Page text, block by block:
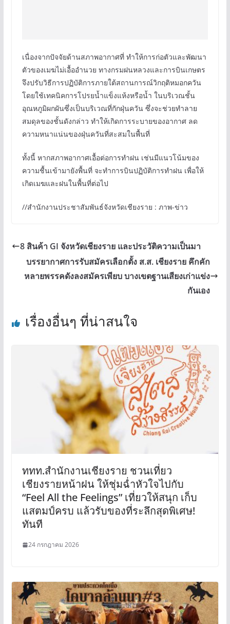
เนื่องจากปัจจัยด้านสภาพอากาศที่ ทำให้การก่อตัวและพัฒนา
ตัวของเมฆไม่เอื้ออำนวย ทางกรมฝนหลวงและการบินเกษตร
จึงปรับวิธีการปฏิบัติการภายใต้สถานการณ์วิกฤติหมอกควัน
โดยใช้เทคนิคการโปรยน้ำแข็งแห้งหรือน้ำ ในบริเวณชั้น
อุณหภูมิผกผันซึ่งเป็นบริเวณที่กักฝุ่นควัน ซึ่งจะช่วยทำลาย
สมดุลของชั้นดังกล่าว ทำให้เกิดการระบายของอากาศ ลด
ความหนาแน่นของฝุ่นควันที่สะสมในพื้นที่
ทั้งนี้ หากสภาพอากาศเอื้อต่อการทำฝน เช่นมีแนวโน้มของ
ความชื้นเข้ามายังพื้นที่ จะทำการบินปฏิบัติการทำฝน เพื่อให้
เกิดเมฆและฝนในพื้นที่ต่อไป
//สำนักงานประชาสัมพันธ์จังหวัดเชียงราย : ภาพ-ข่าว
8 สินค้า GI จังหวัดเชียงราย และประวัติความเป็นมา
บรรยากาศการรับสมัครเลือกตั้ง ส.ส. เชียงราย คึกคัก
หลายพรรคดังลงสมัครเพียบ บางเขตฐานเสียงเก่าแข่ง
กันเอง
เรื่องอื่นๆ ที่น่าสนใจ
ททท.สำนักงานเชียงราย ชวนเที่ยว
เชียงรายหน้าฝน ให้ชุ่มฉ่ำหัวใจไปกับ
“Feel All the Feelings” เที่ยวให้สนุก เก็บ
แสตมป์ครบ แล้วรับของที่ระลึกสุดพิเศษ!
ทันที
24 กรกฎาคม 2026